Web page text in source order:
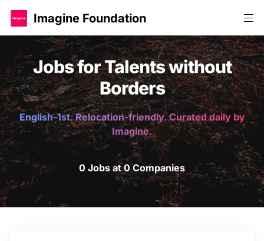
Imagine Foundation
Jobs for Talents without
Borders
English-1st. Relocation-friendly. Curated daily by
Imagine.
0 Jobs at 0 Companies